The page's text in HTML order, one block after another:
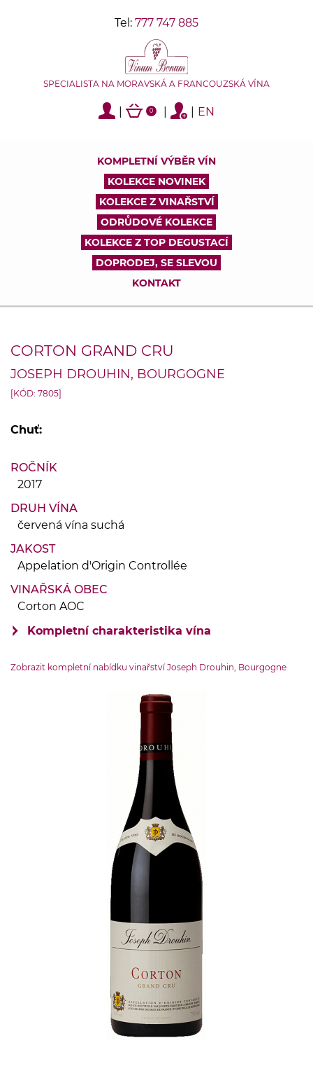
Tel: 777 747 885
SPECIALISTA NA MORAVSKÁ A FRANCOUZSKÁ VÍNA
0 EN
KOMPLETNÍ VÝBĚR VÍN
KOLEKCE NOVINEK
KOLEKCE Z VINAŘSTVÍ
ODRŮDOVÉ KOLEKCE
KOLEKCE Z TOP DEGUSTACÍ
DOPRODEJ, SE SLEVOU
KONTAKT
CORTON GRAND CRU
JOSEPH DROUHIN, BOURGOGNE
[KÓD: 7805]
Chuť:
ROČNÍK
2017
DRUH VÍNA
červená vína suchá
JAKOST
Appelation d'Origin Controllée
VINAŘSKÁ OBEC
Corton AOC
Kompletní charakteristika vína
Grand Cru
část školena v novém dubovém sudu
OBSAH ALKOHOLU:
Zobrazit kompletní nabídku vinařství Joseph Drouhin, Bourgogne